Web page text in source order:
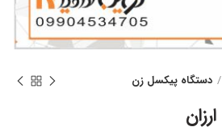
دستگاه پیکسل زن